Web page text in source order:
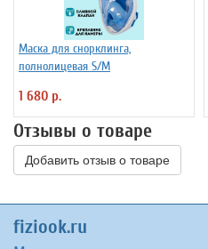
Маска для снорклинга,
полнолицевая S/M
1 680 р.
Отзывы о товаре
Добавить отзыв о товаре
fiziook.ru